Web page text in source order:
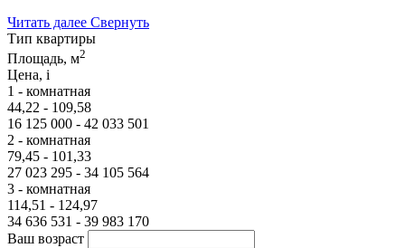
Читать далее Свернуть
Тип квартиры
Площадь, м2
Цена, i
1 - комнатная
44,22 - 109,58
16 125 000 - 42 033 501
2 - комнатная
79,45 - 101,33
27 023 295 - 34 105 564
3 - комнатная
114,51 - 124,97
34 636 531 - 39 983 170
Ваш возраст